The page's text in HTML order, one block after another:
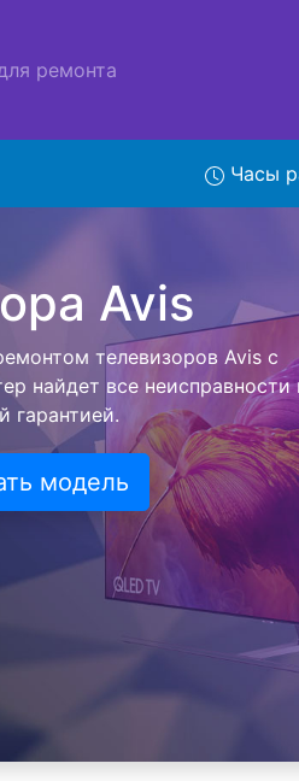
ремонта
Часы
с вывозом в
и обратно - с помощью
телевизор для дальнейшего
ремонта останется
обратно.
модель